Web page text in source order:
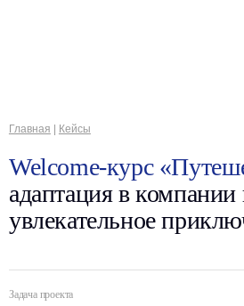
Welcome-курс
адаптация в компании
увлекательное
Главная |Кейсы
Задача проекта